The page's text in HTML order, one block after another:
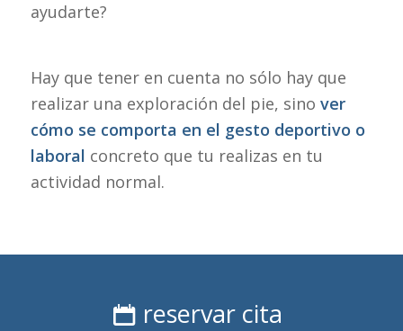
ayudarte?
Hay que tener en cuenta no sólo hay que
realizar una exploración del pie, sino ver
cómo se comporta en el gesto deportivo o
laboral concreto que tu realizas en tu
actividad normal.
reservar cita